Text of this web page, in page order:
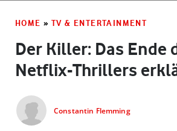
HOME » TV & ENTERTAINMENT
Der Killer: Das Ende
Netflix-Thrillers
Constantin Flemming